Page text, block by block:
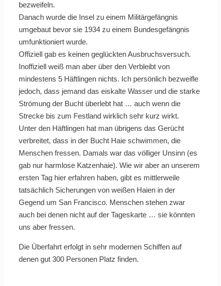
bezweifeln.
Danach wurde die Insel zu einem Militärgefängnis
umgebaut bevor sie 1934 zu einem Bundesgefängnis
umfunktioniert wurde.
Offiziell gab es keinen geglückten Ausbruchsversuch.
Inoffiziell weiß man aber über den Verbleibt von
mindestens 5 Häftlingen nichts. Ich persönlich bezweifle
jedoch, dass jemand das eiskalte Wasser und die starke
Strömung der Bucht überlebt hat … auch wenn die
Strecke bis zum Festland wirklich sehr kurz wirkt.
Unter den Häftlingen hat man übrigens das Gerücht
verbreitet, dass in der Bucht Haie schwimmen, die
Menschen fressen. Damals war das völliger Unsinn (es
gab nur harmlose Katzenhaie). Wie wir aber an unserem
ersten Tag hier erfahren haben, gibt es mittlerweile
tatsächlich Sicherungen von weißen Haien in der
Gegend um San Francisco. Menschen stehen zwar
auch bei denen nicht auf der Tageskarte … sie könnten
uns aber fressen.
Die Überfahrt erfolgt in sehr modernen Schiffen auf
denen gut 300 Personen Platz finden.